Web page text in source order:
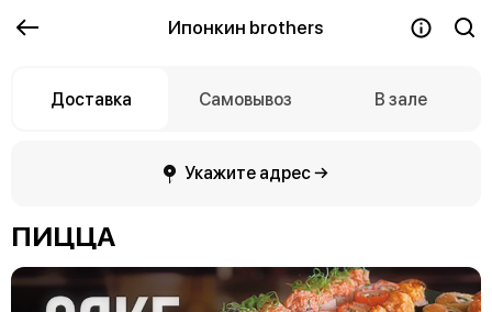
Ипонкин brothers
Доставка Самовывоз В зале
Укажите адрес →
ПИЦЦА